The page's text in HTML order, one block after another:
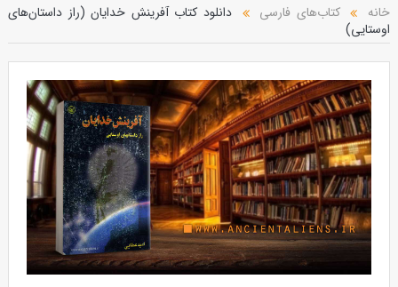
خانه کتاب‌های فارسی
دانلود کتاب آفرینش خدایان (راز داستان‌های
اوستایی)